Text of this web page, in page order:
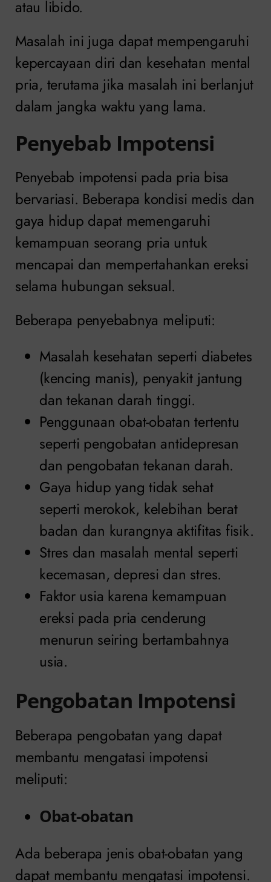
atau libido.
Masalah ini juga dapat mempengaruhi
kepercayaan diri dan kesehatan mental
pria, terutama jika masalah ini berlanjut
dalam jangka waktu yang lama.
Penyebab Impotensi
Penyebab impotensi pada pria bisa
bervariasi. Beberapa kondisi medis dan
gaya hidup dapat memengaruhi
kemampuan seorang pria untuk
mencapai dan mempertahankan ereksi
selama hubungan seksual.
Beberapa penyebabnya meliputi:
Masalah kesehatan seperti diabetes
(kencing manis), penyakit jantung
dan tekanan darah tinggi.
Penggunaan obat-obatan tertentu
seperti pengobatan antidepresan
dan pengobatan tekanan darah.
Gaya hidup yang tidak sehat
seperti merokok, kelebihan berat
badan dan kurangnya aktifitas fisik.
Stres dan masalah mental seperti
kecemasan, depresi dan stres.
Faktor usia karena kemampuan
ereksi pada pria cenderung
menurun seiring bertambahnya
usia.
Pengobatan Impotensi
Beberapa pengobatan yang dapat
membantu mengatasi impotensi
meliputi:
Obat-obatan
Ada beberapa jenis obat-obatan yang
dapat membantu mengatasi impotensi.